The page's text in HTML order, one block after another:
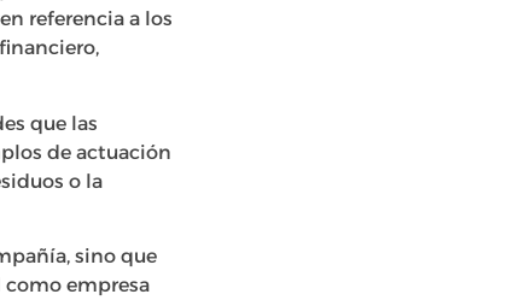
referencia a los
que las
de actuación
o la
sino que
como empresa